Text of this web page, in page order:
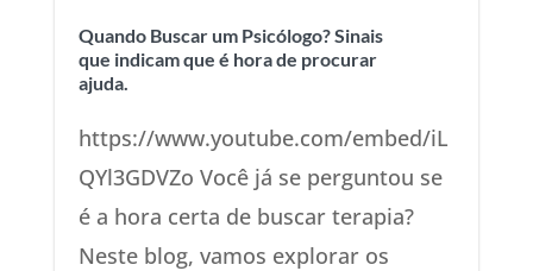
Quando Buscar um Psicólogo? Sinais
que indicam que é hora de procurar
ajuda.
https://www.youtube.com/embed/iL
QYl3GDVZo Você já se perguntou se
é a hora certa de buscar terapia?
Neste blog, vamos explorar os